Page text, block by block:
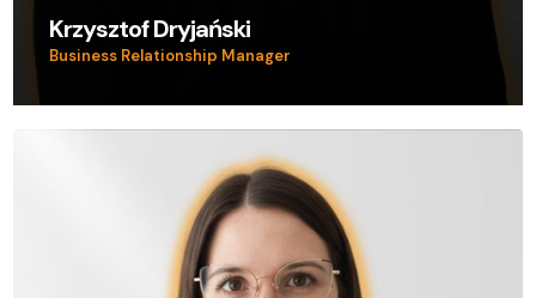
Krzysztof Dryjański
Business Relationship Manager